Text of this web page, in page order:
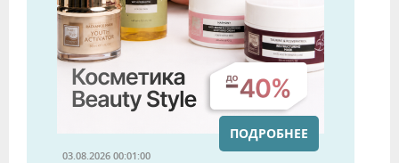
03.08.2026 00:01:00
ПОДРОБНЕЕ